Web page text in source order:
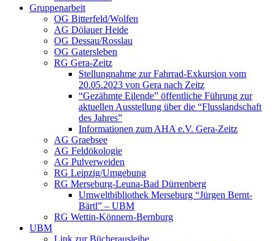
Gruppenarbeit
OG Bitterfeld/Wolfen
AG Dölauer Heide
OG Dessau/Rosslau
OG Gatersleben
RG Gera-Zeitz
Stellungnahme zur Fahrrad-Exkursion vom
20.05.2023 von Gera nach Zeitz
“Gezähmte Eilende” öffentliche Führung zur
aktuellen Ausstellung über die “Flusslandschaft
des Jahres”
Informationen zum AHA e.V. Gera-Zeitz
AG Graebsee
AG Feldökologie
AG Pulverweiden
RG Leipzig/Umgebung
RG Merseburg-Leuna-Bad Dürrenberg
Umweltbibliothek Merseburg “Jürgen Bernt-
Bärtl” – UBM
RG Wettin-Könnern-Bernburg
UBM
Link zur Bücherausleihe